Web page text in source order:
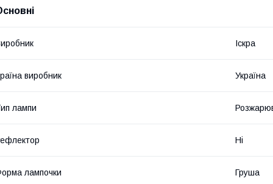
Іскра
виробник Україна
лампи
Ні
лампочки Груша